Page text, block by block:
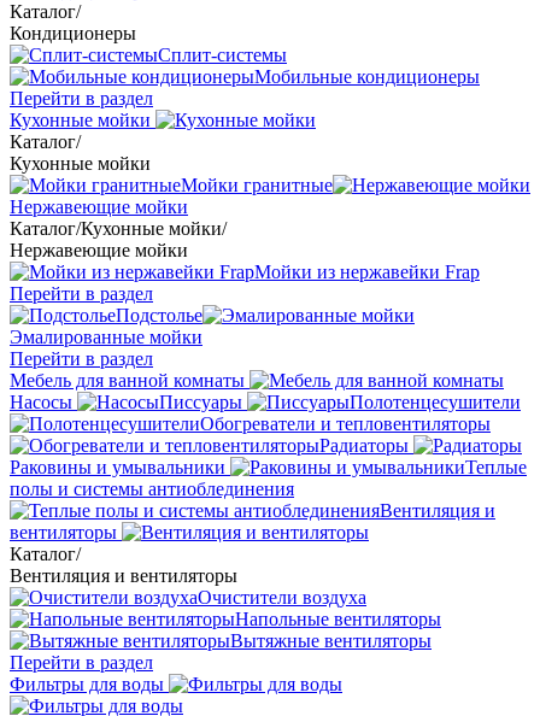
Каталог/
Кондиционеры
Сплит-системы
Мобильные кондиционеры
Перейти в раздел
Кухонные мойки
Каталог/
Кухонные мойки
Мойки гранитные
Нержавеющие мойки
Каталог/Кухонные мойки/
Нержавеющие мойки
Мойки из нержавейки Frap
Перейти в раздел
Подстолье
Эмалированные мойки
Перейти в раздел
Мебель для ванной комнаты
Насосы
Писсуары
Полотенцесушители
Обогреватели и тепловентиляторы
Радиаторы
Раковины и умывальники
Теплые
полы и системы антиоблединения
Вентиляция и
вентиляторы
Каталог/
Вентиляция и вентиляторы
Очистители воздуха
Напольные вентиляторы
Вытяжные вентиляторы
Перейти в раздел
Фильтры для воды